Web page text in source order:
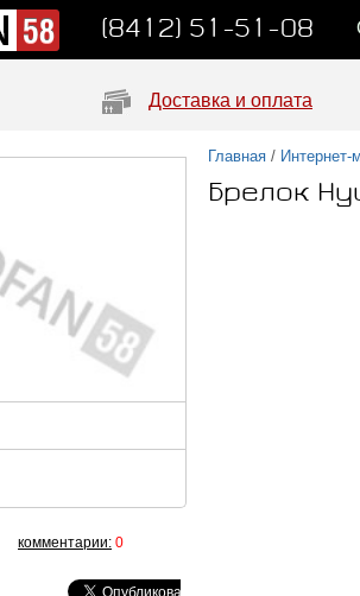
(8412) 51-51-08
Доставка и оплата
Главная / Интернет-
Брелок
комментарии: 0